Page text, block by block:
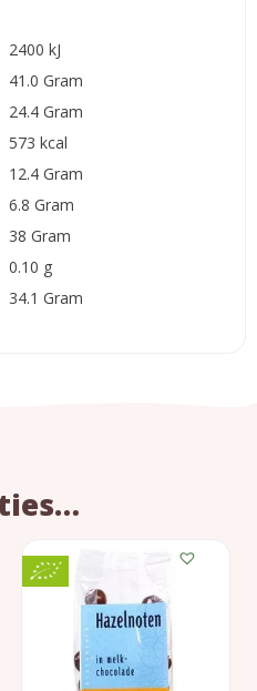
2400 kJ
41.0 Gram
24.4 Gram
573 kcal
12.4 Gram
6.8 Gram
38 Gram
0.10 g
34.1 Gram